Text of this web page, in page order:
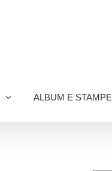
ALBUM E STAMPE